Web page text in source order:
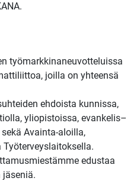
työmarkkinaneuvotteluissa
joilla on yhteensä
ehdoista kunnissa,
yliopistoissa, evankelis–
Avainta-aloilla,
edustaa
jäseniä.